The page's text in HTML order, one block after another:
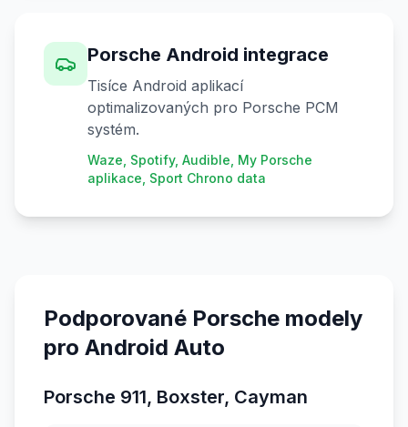
Porsche Android integrace
Tisíce Android aplikací
optimalizovaných pro Porsche PCM
systém.
Waze, Spotify, Audible, My Porsche
aplikace, Sport Chrono data
Podporované Porsche modely
pro Android Auto
Porsche 911, Boxster, Cayman